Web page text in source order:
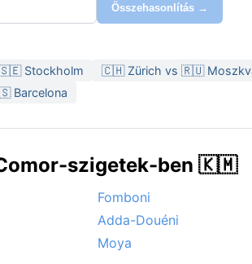
Összehasonlítás →
Stockholm 🇨🇭 Zürich vs 🇷🇺
Barcelona
szigetek-ben 🇰🇲
Fomboni
Adda-Douéni
Moya